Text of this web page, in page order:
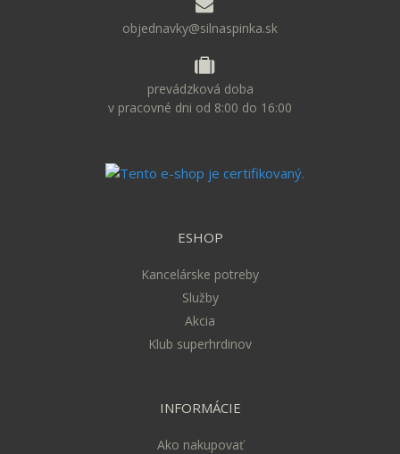
objednavky@silnaspinka.sk
prevádzková doba
v pracovné dni od 8:00 do 16:00
ESHOP
Kancelárske potreby
Služby
Akcia
Klub superhrdinov
INFORMÁCIE
Ako nakupovať